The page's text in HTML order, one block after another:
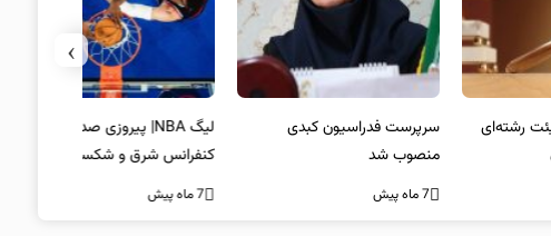
سرپرست فدراسیون کبدی
لیگ NBA| پیروزی صدرنشینان
کنفرانس شرق و شکست لیکرز در
›